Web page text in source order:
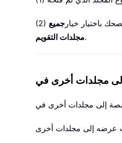
باختيار خيار جميع
مجلدات التقويم.